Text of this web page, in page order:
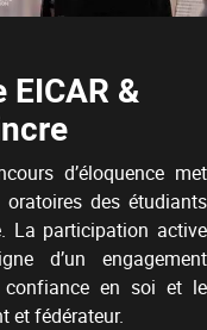
&
d’éloquence met
des étudiants
La participation active
d’un engagement
confiance en soi et le
et fédérateur.